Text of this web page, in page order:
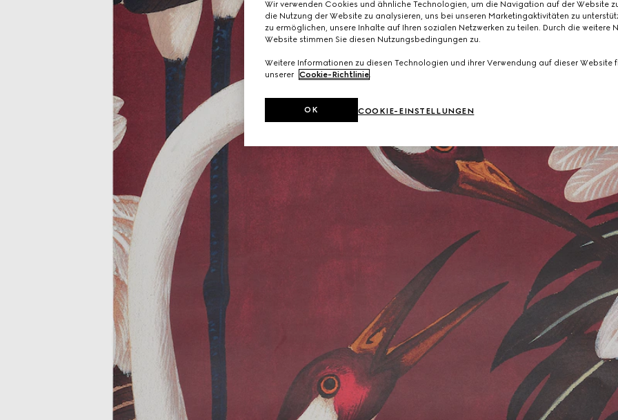
Wir verwenden Cookies und ähnliche Technologien, um die Navigation auf der Website
die Nutzung der Website zu analysieren, uns bei unseren Marketingaktivitäten zu
zu ermöglichen, unsere Inhalte auf Ihren sozialen Netzwerken zu teilen. Durch die weitere
Website stimmen Sie diesen Nutzungsbedingungen zu.
Weitere Informationen zu diesen Technologien und ihrer Verwendung auf dieser Website
unserer Cookie-Richtlinie
COOKIE-EINSTELLUNGEN
OK